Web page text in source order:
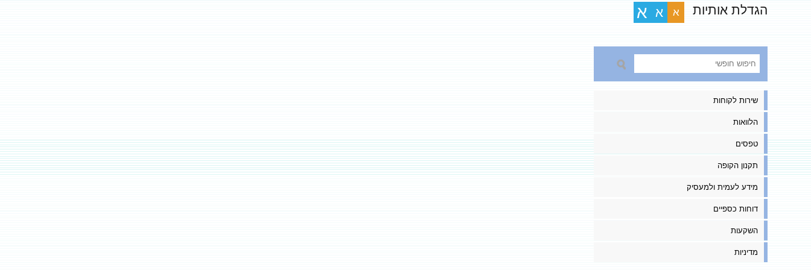
הגדלת אותיות א א א
שירות לקוחות
הלוואות
טפסים
תקנון הקופה
מידע לעמית ולמעסיק
דוחות כספיים
השקעות
מדיניות